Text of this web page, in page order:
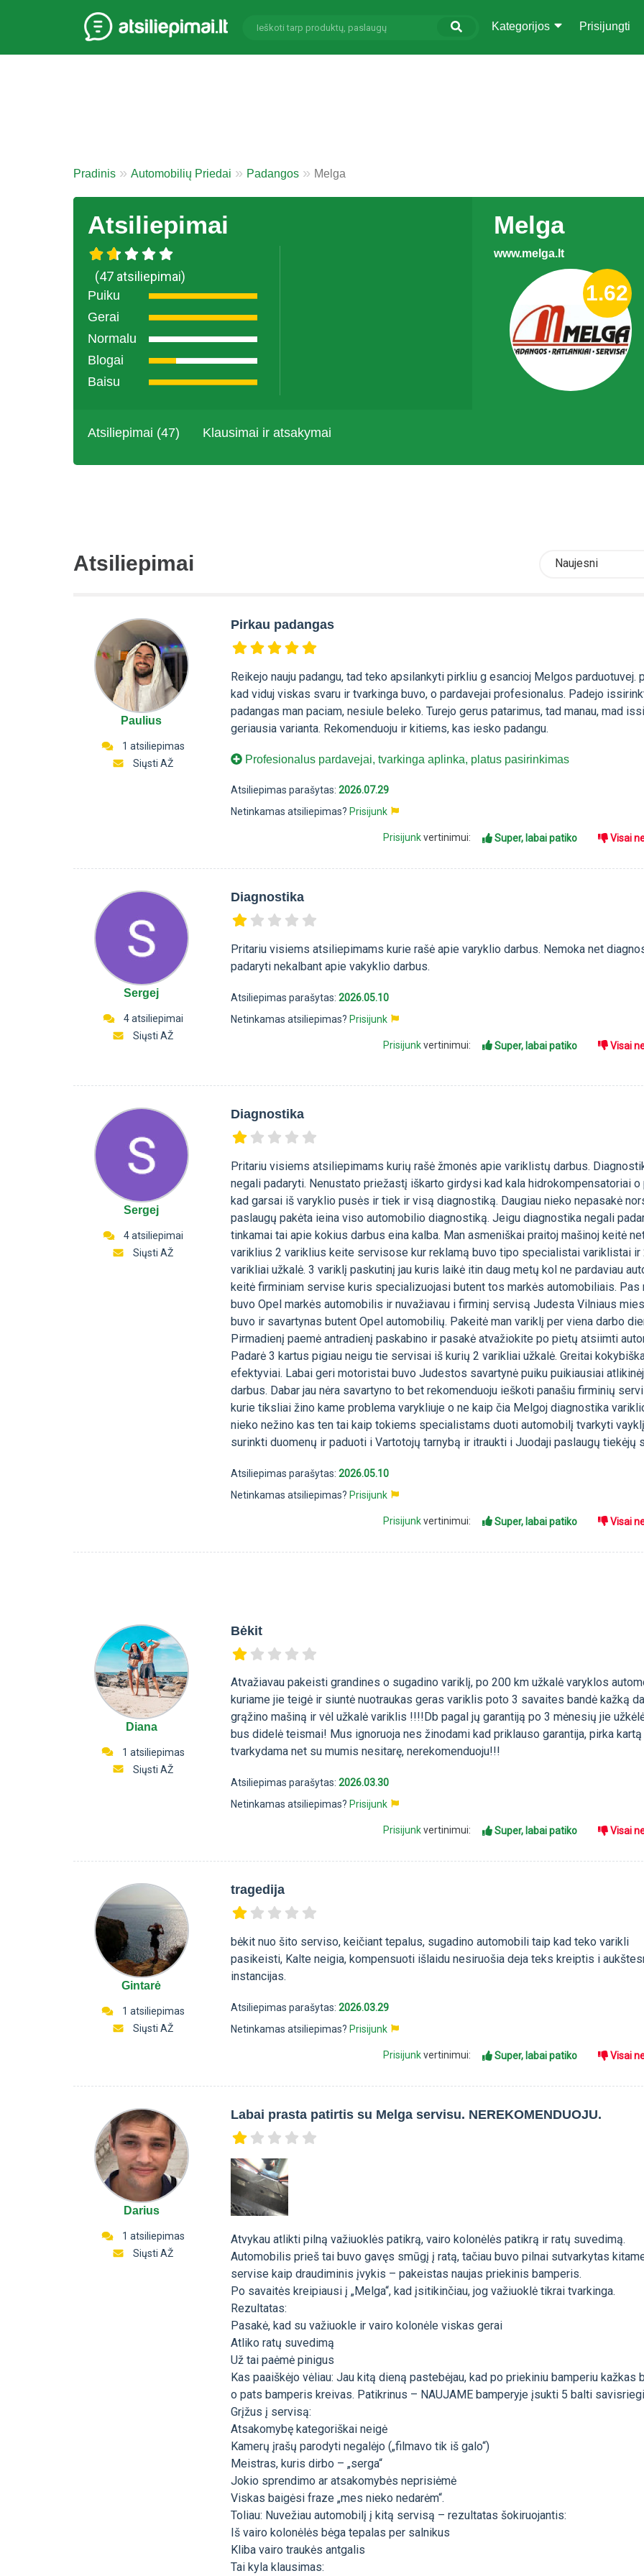
Kategorijos Prisijungti
Pradinis Automobilių Priedai Padangos Melga
Atsiliepimai
(47 atsiliepimai)
Puiku
Gerai
Normalu
Blogai
Baisu
Atsiliepimai (47) Klausimai ir atsakymai
Melga
www.melga.lt
1.62
Atsiliepimai Naujesni
Paulius
1 atsiliepimas
Siųsti AŽ
Pirkau padangas
Reikejo nauju padangu, tad teko apsilankyti pirkliu g esancioj Melgos parduotuvej.
kad viduj viskas svaru ir tvarkinga buvo, o pardavejai profesionalus. Padejo
padangas man paciam, nesiule beleko. Turejo gerus patarimus, tad manau, mad
geriausia varianta. Rekomenduoju ir kitiems, kas iesko padangu.
Profesionalus pardavejai, tvarkinga aplinka, platus pasirinkimas
Atsiliepimas parašytas:2026.07.29
Netinkamas atsiliepimas? Prisijunk
Prisijunkvertinimui: Super, labai patiko Visai
Sergej
4 atsiliepimai
Siųsti AŽ
Diagnostika
Pritariu visiems atsiliepimams kurie rašė apie varyklio darbus. Nemoka net
padaryti nekalbant apie vakyklio darbus.
Atsiliepimas parašytas:2026.05.10
Netinkamas atsiliepimas?Prisijunk
Prisijunkvertinimui: Super, labai patiko Visai
Sergej
4 atsiliepimai
Siųsti AŽ
Diagnostika
Pritariu visiems atsiliepimams kurių rašė žmonės apie variklistų darbus.
negali padaryti. Nenustato priežastį iškarto girdysi kad kala hidrokompensatoriai o
kad garsai iš varyklio pusės ir tiek ir visą diagnostiką. Daugiau nieko nepasakė
paslaugų pakėta ieina viso automobilio diagnostiką. Jeigu diagnostika negali
tinkamai tai apie kokius darbus eina kalba. Man asmeniškai praitoj mašinoj keitė
variklius 2 variklius keite servisose kur reklamą buvo tipo specialistai variklistai ir
varikliai užkalė. 3 variklį paskutinį jau kuris laikė itin daug metų kol ne pardaviau
keitė firminiam servise kuris specializuojasi butent tos markės automobiliais. Pas
buvo Opel markės automobilis ir nuvažiavau i firminį servisą Judesta Vilniaus
buvo ir savartynas butent Opel automobilių. Pakeitė man variklį per viena darbo
Pirmadienį paemė antradienį paskabino ir pasakė atvažiokite po pietų atsiimti
Padarė 3 kartus pigiau neigu tie servisai iš kurių 2 varikliai užkalė. Greitai
efektyviai. Labai geri motoristai buvo Judestos savartynė puiku puikiausiai
darbus. Dabar jau nėra savartyno to bet rekomenduoju ieškoti panašiu firminių
kurie tiksliai žino kame problema varykliuje o ne kaip čia Melgoj diagnostika
nieko nežino kas ten tai kaip tokiems specialistams duoti automobilį tvarkyti
surinkti duomenų ir paduoti i Vartotojų tarnybą ir itraukti i Juodaji paslaugų tiekėjų
Atsiliepimas parašytas:2026.05.10
Netinkamas atsiliepimas?Prisijunk
Prisijunkvertinimui: Super, labai patiko Visai
Diana
1 atsiliepimas
Siųsti AŽ
Bėkit
Atvažiavau pakeisti grandines o sugadino variklį, po 200 km užkalė varyklos
kuriame jie teigė ir siuntė nuotraukas geras variklis poto 3 savaites bandė kažką
grąžino mašiną ir vėl užkalė variklis !!!!Db pagal jų garantiją po 3 mėnesių jie
bus didelė teismai! Mus ignoruoja nes žinodami kad priklauso garantija, pirka kartą
tvarkydama net su mumis nesitarę, nerekomenduoju!!!
Atsiliepimas parašytas:2026.03.30
Netinkamas atsiliepimas? Prisijunk
Prisijunkvertinimui: Super, labai patiko Visai
Gintarė
1 atsiliepimas
Siųsti AŽ
tragedija
bėkit nuo šito serviso, keičiant tepalus, sugadino automobili taip kad teko varikli
pasikeisti, Kalte neigia, kompensuoti išlaidu nesiruošia deja teks kreiptis i
instancijas.
Atsiliepimas parašytas:2026.03.29
Netinkamas atsiliepimas? Prisijunk
Prisijunkvertinimui: Super, labai patiko Visai
Darius
1 atsiliepimas
Siųsti AŽ
Labai prasta patirtis su Melga servisu. NEREKOMENDUOJU.
Atvykau atlikti pilną važiuoklės patikrą, vairo kolonėlės patikrą ir ratų suvedimą.
Automobilis prieš tai buvo gavęs smūgį į ratą, tačiau buvo pilnai sutvarkytas
servise kaip draudiminis įvykis – pakeistas naujas priekinis bamperis.
Po savaitės kreipiausi į „Melga“, kad įsitikinčiau, jog važiuoklė tikrai tvarkinga.
Rezultatas:
Pasakė, kad su važiuokle ir vairo kolonėle viskas gerai
Atliko ratų suvedimą
Už tai paėmė pinigus
Kas paaiškėjo vėliau: Jau kitą dieną pastebėjau, kad po priekiniu bamperiu kažkas
o pats bamperis kreivas. Patikrinus – NAUJAME bamperyje įsukti 5 balti
Grįžus į servisą:
Atsakomybę kategoriškai neigė
Kamerų įrašų parodyti negalėjo („filmavo tik iš galo“)
Meistras, kuris dirbo – „serga“
Jokio sprendimo ar atsakomybės neprisiėmė
Viskas baigėsi fraze „mes nieko nedarėm“.
Toliau: Nuvežiau automobilį į kitą servisą – rezultatas šokiruojantis:
Iš vairo kolonėlės bėga tepalas per salnikus
Kliba vairo traukės antgalis
Tai kyla klausimas: